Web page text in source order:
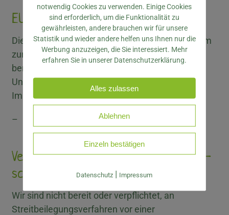
EU-Streitschlichtung
Die Europäische Kommission stellt eine Plattform
zur Online-Streitbeilegung (OS)
bereit:
https://ec.europa.eu/consumers/odr/
Unsere E-Mail-Adresse finden Sie oben im
Impressum.
–
Verbraucher­streit­beilegung/Universal­
schlichtungs­stelle
Wir sind nicht bereit oder verpflichtet, an
Streitbeilegungsverfahren vor einer
notwendig Cookies zu verwenden. Einige Cookies
sind erforderlich, um die Funktionalität zu
gewährleisten, andere brauchen wir für unsere
Statistik und wieder andere helfen uns Ihnen nur die
Werbung anzuzeigen, die Sie interessiert. Mehr
erfahren Sie in unserer Datenschutzerklärung.
Alles zulassen
Ablehnen
Einzeln bestätigen
Datenschutz | Impressum